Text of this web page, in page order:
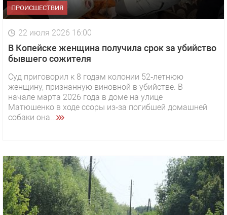
ПРОИСШЕСТВИЯ
22 июля 2026 16:00
В Копейске женщина получила срок за убийство
бывшего сожителя
Суд приговорил к 8 годам колонии 52‑летнюю
женщину, признанную виновной в убийстве. В
начале марта 2026 года в доме на улице
Матюшенко в ходе ссоры из‑за погибшей домашней
собаки она...